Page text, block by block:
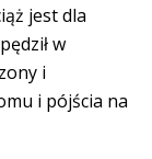
jest dla
w
i
i pójścia na